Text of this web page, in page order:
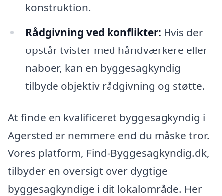
konstruktion.
Rådgivning ved konflikter: Hvis der
opstår tvister med håndværkere eller
naboer, kan en byggesagkyndig
tilbyde objektiv rådgivning og støtte.
At finde en kvalificeret byggesagkyndig i
Agersted er nemmere end du måske tror.
Vores platform, Find-Byggesagkyndig.dk,
tilbyder en oversigt over dygtige
byggesagkyndige i dit lokalområde. Her